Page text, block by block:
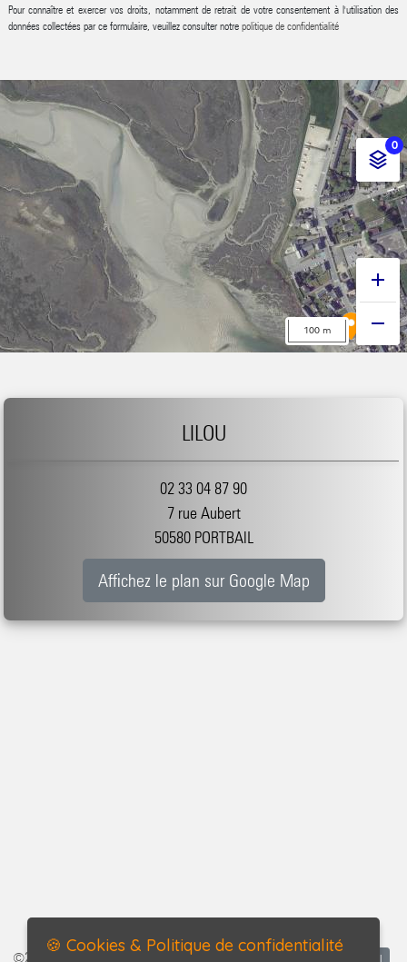
Pour connaître et exercer vos droits, notamment de retrait de votre consentement à l'utilisation des
données collectées par ce formulaire, veuillez consulter notre politique de confidentialité
LILOU
02 33 04 87 90
7 rue Aubert
50580 PORTBAIL
Affichez le plan sur Google Map
©2026-2027 13 Arches tous
🍪 Cookies & Politique de confidentialité